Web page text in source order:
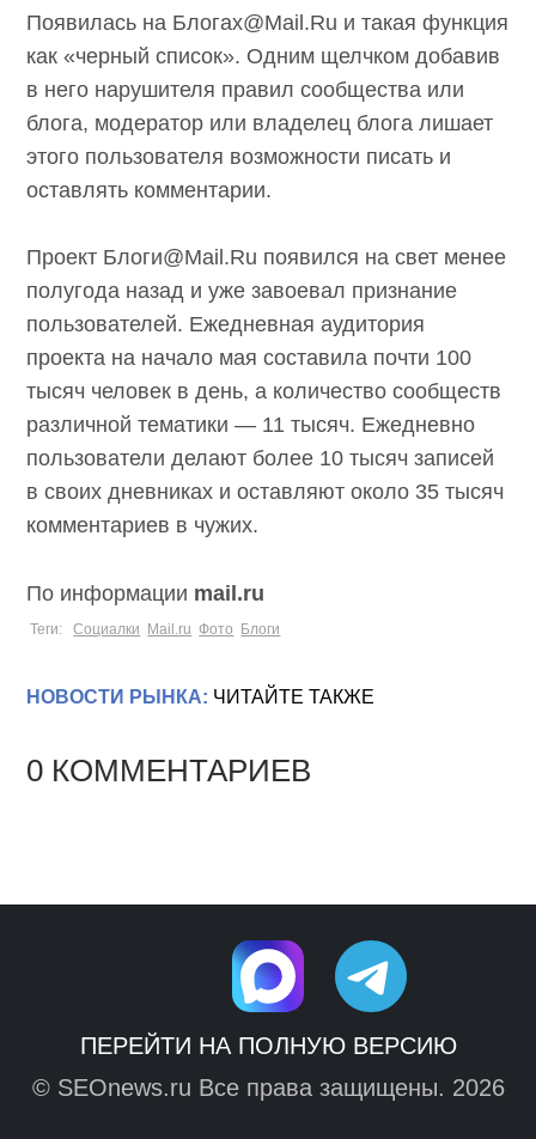
Появилась на Блогах@Mail.Ru и такая функция
как «черный список». Одним щелчком добавив
в него нарушителя правил сообщества или
блога, модератор или владелец блога лишает
этого пользователя возможности писать и
оставлять комментарии.
Проект Блоги@Mail.Ru появился на свет менее
полугода назад и уже завоевал признание
пользователей. Ежедневная аудитория
проекта на начало мая составила почти 100
тысяч человек в день, а количество сообществ
различной тематики — 11 тысяч. Ежедневно
пользователи делают более 10 тысяч записей
в своих дневниках и оставляют около 35 тысяч
комментариев в чужих.
По информации mail.ru
Теги: Социалки Mail.ru Фото Блоги
НОВОСТИ РЫНКА: ЧИТАЙТЕ ТАКЖЕ
0 КОММЕНТАРИЕВ
ПЕРЕЙТИ НА ПОЛНУЮ ВЕРСИЮ
© SEOnews.ru Все права защищены. 2026